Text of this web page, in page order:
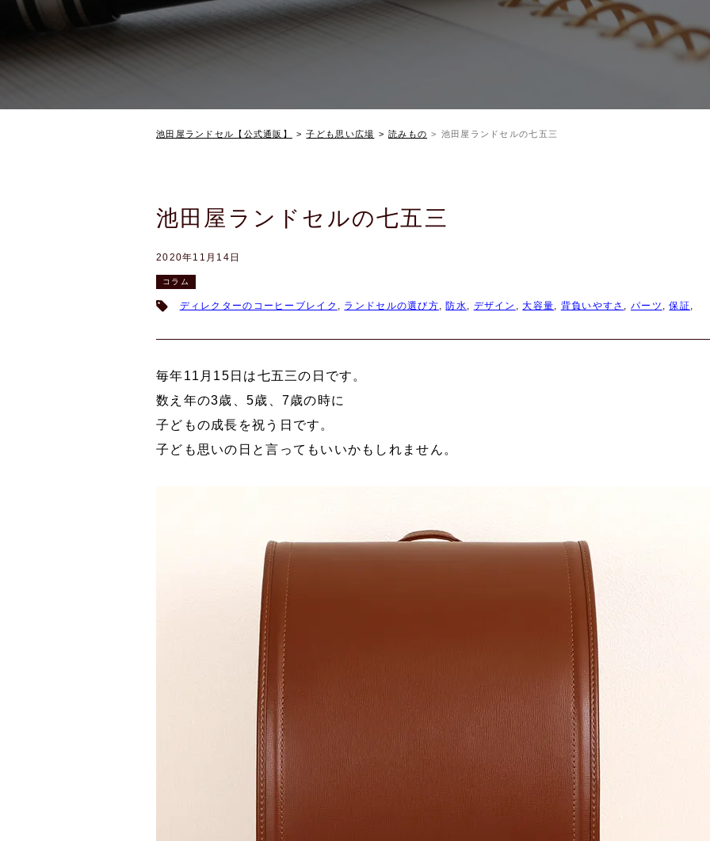
池田屋ランドセル【公式通販】 子ども思い広場 読みもの 池田屋ランドセルの七五三
池田屋ランドセルの七五三
2020年11月14日
コラム
ディレクターのコーヒーブレイク ランドセルの選び方 ,防水 デザイン ,大容量 背負いやすさ パーツ ,保証
毎年11月15日は七五三の日です。
数え年の3歳、5歳、7歳の時に
子どもの成長を祝う日です。
子ども思いの日と言ってもいいかもしれません。